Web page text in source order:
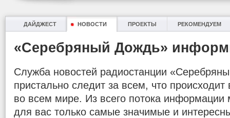
ДАЙДЖЕСТ НОВОСТИ ПРОЕКТЫ РЕКОМЕНДУЕМ
«Серебряный Дождь»
Служба новостей радиостанции
пристально следит за всем, что происходит
во всем мире. Из всего потока информации
для вас только самые значимые и